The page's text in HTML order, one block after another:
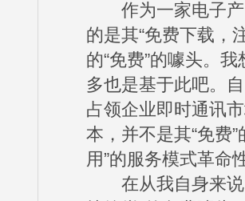
作为一家电子产
的是其“免费下载，
的“免费”的噱头。
多也是基于此吧。
占领企业即时通讯
本，并不是其“免费
用”的服务模式革命
在从我自身来说